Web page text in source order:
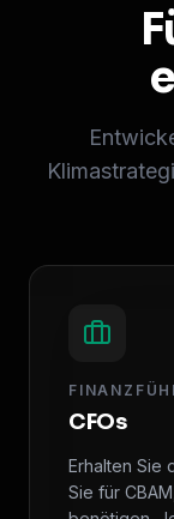
CFOs
Erhalten Sie
Sie für